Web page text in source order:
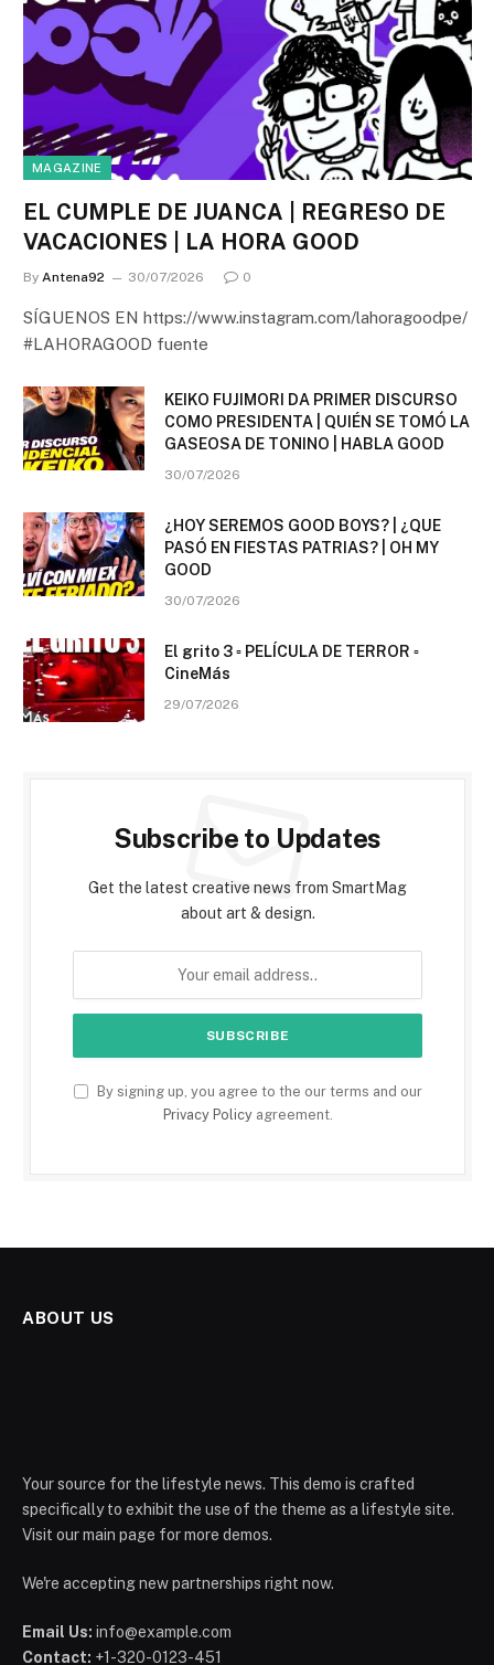
MAGAZINE
EL CUMPLE DE JUANCA | REGRESO DE
VACACIONES | LA HORA GOOD
By Antena92 30/07/2026 0
SÍGUENOS EN https://www.instagram.com/lahoragoodpe/
#LAHORAGOOD fuente
KEIKO FUJIMORI DA PRIMER DISCURSO
COMO PRESIDENTA | QUIÉN SE TOMÓ LA
GASEOSA DE TONINO | HABLA GOOD
30/07/2026
¿HOY SEREMOS GOOD BOYS? | ¿QUE
PASÓ EN FIESTAS PATRIAS? | OH MY
GOOD
30/07/2026
El grito 3 ▫️ PELÍCULA DE TERROR ▫️
CineMás
29/07/2026
Subscribe to Updates
Get the latest creative news from SmartMag
about art & design.
By signing up, you agree to the our terms and our
Privacy Policyagreement.
ABOUT US
Your source for the lifestyle news. This demo is crafted
specifically to exhibit the use of the theme as a lifestyle site.
Visit our main page for more demos.
We're accepting new partnerships right now.
Email Us: info@example.com
Contact: +1-320-0123-451